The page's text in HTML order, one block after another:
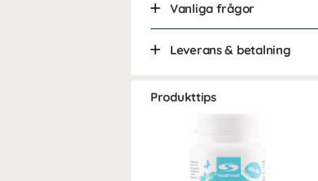
Vanliga frågor
Leverans & betalning
Produkttips